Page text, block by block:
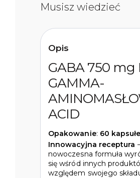
Musisz wiedzieć
Opis
GABA 750 mg
GAMMA-
ACID
Opakowanie: 60
Innowacyjna receptura
nowoczesna formuła
się wśród innych
względem swojego